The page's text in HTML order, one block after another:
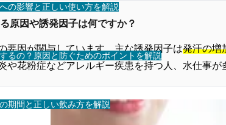
の影響と正しい使い方を解説
るの？原因と防ぐためのポイントを解説
期間と正しい飲み方を解説
原因や誘発因子は何ですか？
要因が関与しています。主な誘発因子は発汗の増
や花粉症などアレルギー疾患を持つ人、水仕事